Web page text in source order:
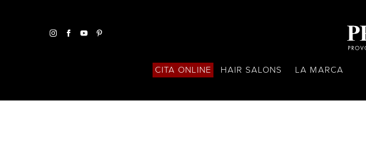
CITA ONLINE HAIR SALONS LA MARCA